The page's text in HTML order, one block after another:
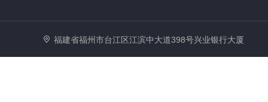
福建省福州市台江区江滨中大道398号兴业银行大厦